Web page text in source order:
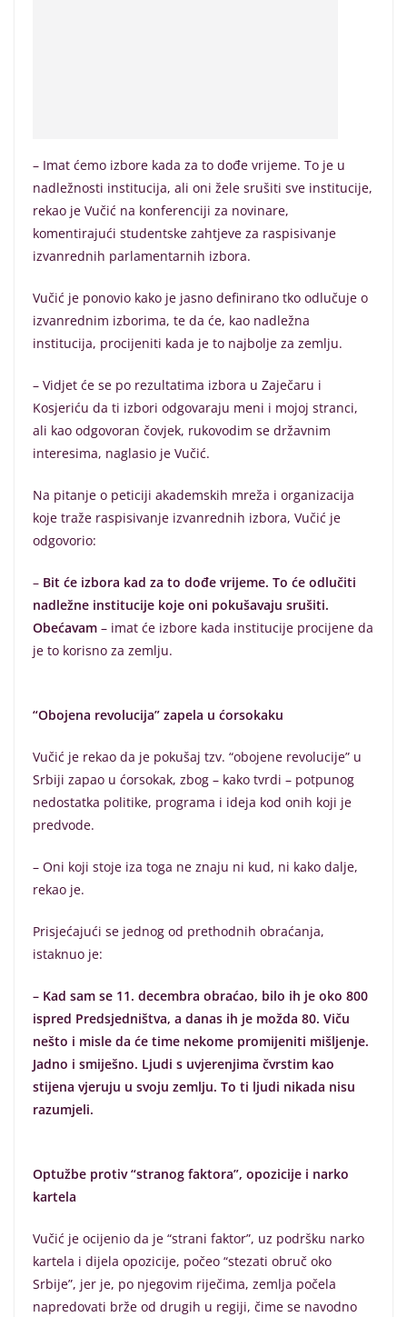
– Imat ćemo izbore kada za to dođe vrijeme. To je u
nadležnosti institucija, ali oni žele srušiti sve institucije,
rekao je Vučić na konferenciji za novinare,
komentirajući studentske zahtjeve za raspisivanje
izvanrednih parlamentarnih izbora.
Vučić je ponovio kako je jasno definirano tko odlučuje o
izvanrednim izborima, te da će, kao nadležna
institucija, procijeniti kada je to najbolje za zemlju.
– Vidjet će se po rezultatima izbora u Zaječaru i
Kosjeriću da ti izbori odgovaraju meni i mojoj stranci,
ali kao odgovoran čovjek, rukovodim se državnim
interesima, naglasio je Vučić.
Na pitanje o peticiji akademskih mreža i organizacija
koje traže raspisivanje izvanrednih izbora, Vučić je
odgovorio:
– Bit će izbora kad za to dođe vrijeme. To će odlučiti
nadležne institucije koje oni pokušavaju srušiti.
Obećavam – imat će izbore kada institucije procijene da
je to korisno za zemlju.
“Obojena revolucija” zapela u ćorsokaku
Vučić je rekao da je pokušaj tzv. “obojene revolucije” u
Srbiji zapao u ćorsokak, zbog – kako tvrdi – potpunog
nedostatka politike, programa i ideja kod onih koji je
predvode.
– Oni koji stoje iza toga ne znaju ni kud, ni kako dalje,
rekao je.
Prisjećajući se jednog od prethodnih obraćanja,
istaknuo je:
– Kad sam se 11. decembra obraćao, bilo ih je oko 800
ispred Predsjedništva, a danas ih je možda 80. Viču
nešto i misle da će time nekome promijeniti mišljenje.
Jadno i smiješno. Ljudi s uvjerenjima čvrstim kao
stijena vjeruju u svoju zemlju. To ti ljudi nikada nisu
razumjeli.
Optužbe protiv “stranog faktora”, opozicije i narko
kartela
Vučić je ocijenio da je “strani faktor”, uz podršku narko
kartela i dijela opozicije, počeo “stezati obruč oko
Srbije”, jer je, po njegovim riječima, zemlja počela
napredovati brže od drugih u regiji, čime se navodno